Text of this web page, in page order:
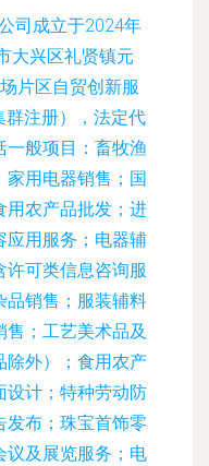
司成立于2024年
大兴区礼贤镇元
片区自贸创新服
群注册），法定代
一般项目：畜牧渔
家用电器销售；国
用农产品批发；进
应用服务；电器辅
可类信息咨询服
品销售；服装辅料
；工艺美术品及
除外）；食用农产
设计；特种劳动防
发布；珠宝首饰零
议及展览服务；电